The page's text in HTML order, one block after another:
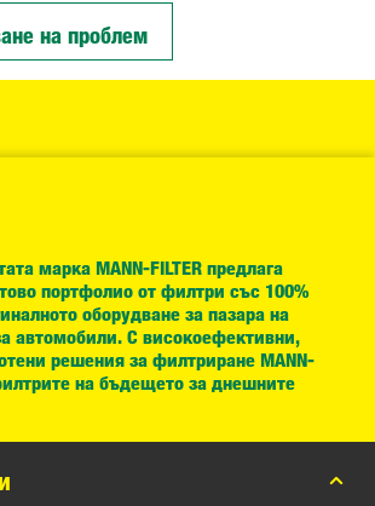
на проблем
марка MANN-FILTER предлага
портфолио от филтри със 100%
оборудване за пазара на
автомобили. С високоефективни,
решения за филтриране MANN-
на бъдещето за днешните